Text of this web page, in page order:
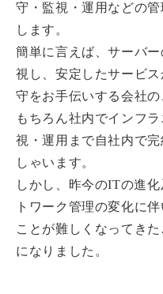
守・監視・運用などの
します。
簡単に言えば、サーバー
視し、安定したサービ
守をお手伝いする会社の
もちろん社内でインフ
視・運用まで自社内で
しゃいます。
しかし、昨今のITの進
トワーク管理の変化に
ことが難しくなってき
になりました。